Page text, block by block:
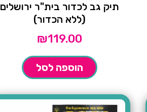
תיק גב לכדור בית"ר ירושלים
(ללא הכדור)
₪119.00
הוספה לסל